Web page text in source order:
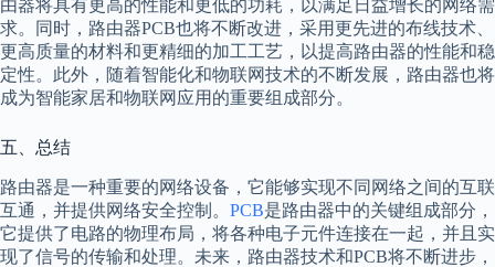
由器将具有更高的性能和更低的功耗，以满足日益增长的网络需
求。同时，路由器PCB也将不断改进，采用更先进的布线技术、
更高质量的材料和更精细的加工工艺，以提高路由器的性能和稳
定性。此外，随着智能化和物联网技术的不断发展，路由器也将
成为智能家居和物联网应用的重要组成部分。
五、总结
路由器是一种重要的网络设备，它能够实现不同网络之间的互联
互通，并提供网络安全控制。 PCB是路由器中的关键组成部分，
它提供了电路的物理布局，将各种电子元件连接在一起，并且实
现了信号的传输和处理。未来，路由器技术和PCB将不断进步，